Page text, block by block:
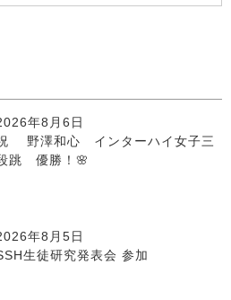
年8月6日
野澤和心 インターハイ女子三
跳 優勝！🌸
年8月5日
生徒研究発表会 参加